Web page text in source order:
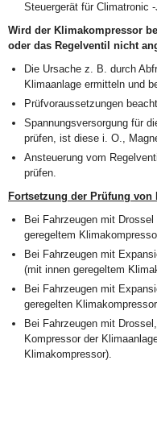
Steuergerät für Climatronic
Wird der Klimakompressor
oder das Regelventil nicht
Die Ursache z. B. durch
Klimaanlage ermitteln und
Prüfvoraussetzungen
Spannungsversorgung für
prüfen, ist diese i. O.,
Ansteuerung vom
prüfen.
Fortsetzung der Prüfung von
Bei Fahrzeugen mit
geregeltem
Bei Fahrzeugen mit
(mit innen geregeltem
Bei Fahrzeugen mit
geregelten
Bei Fahrzeugen mit
Kompressor der
Klimakompressor).